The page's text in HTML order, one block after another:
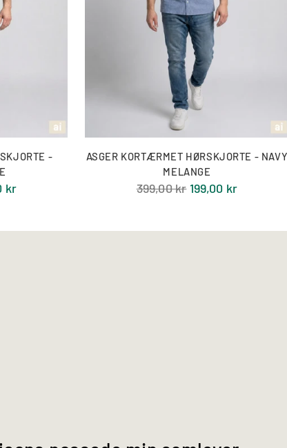
-
kr
ASGER KORTÆRMET HØRSKJORTE - NAVY
MELANGE
Normal
399,00 kr 199,00 kr